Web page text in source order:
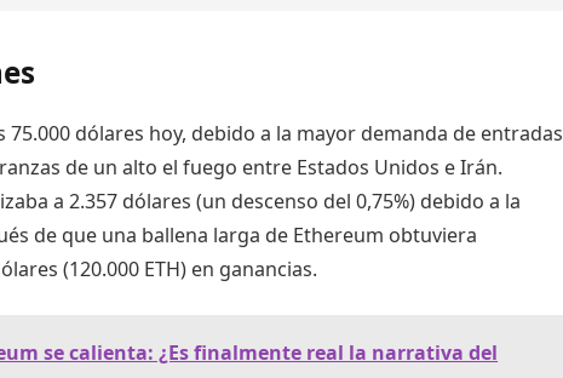
75.000 dólares hoy, debido a la mayor demanda de entradas
de un alto el fuego entre Estados Unidos e Irán.
a 2.357 dólares (un descenso del 0,75%) debido a la
de que una ballena larga de Ethereum obtuviera
(120.000 ETH) en ganancias.
se calienta: ¿Es finalmente real la narrativa del